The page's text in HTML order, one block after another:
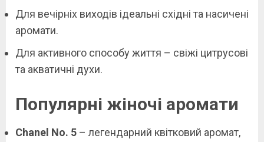
Для вечірніх виходів ідеальні східні та насичені
аромати.
Для активного способу життя – свіжі цитрусові
та акватичні духи.
Популярні жіночі аромати
Chanel No. 5 – легендарний квітковий аромат,